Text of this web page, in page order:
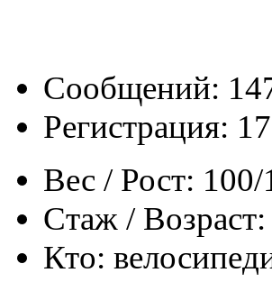
Сообщений:
Регистрация:
Вес / Рост: 100/
Стаж / Возраст:
Кто: